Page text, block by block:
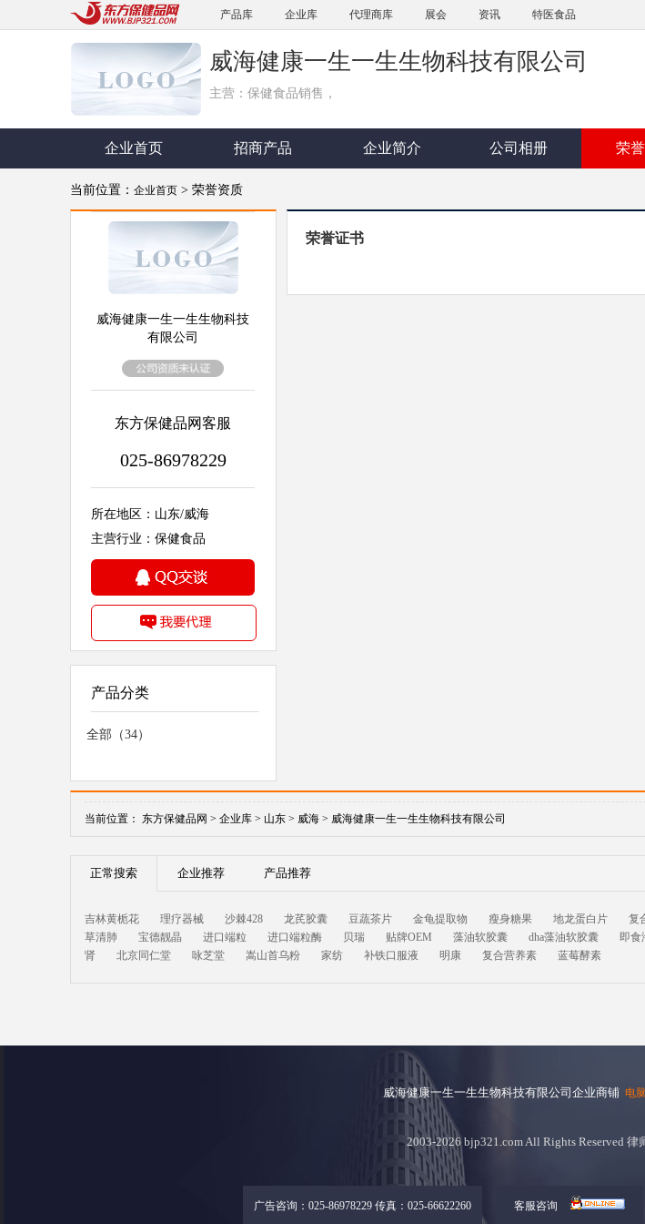
产品库 企业库 代理商库 展会 资讯 特医食品
威海健康一生一生生物科技有限公司
主营：保健食品销售，
企业首页 招商产品 企业简介 公司相册 荣
当前位置： 企业首页 > 荣誉资质
威海健康一生一生生物科技
有限公司
东方保健品网客服
025-86978229
所在地区：山东/威海
主营行业：保健食品
产品分类
全部（34）
荣誉证书
当前位置： 东方保健品网 > 企业库 > 山东 > 威海 > 威海健康一生一生生物科技有限公司
正常搜索 企业推荐 产品推荐
吉林黄栀花 理疗器械 沙棘428 龙芪胶囊 豆蔬茶片 金龟提取物 瘦身糖果 地龙蛋白片 复
草清肺
宝德靓晶 进口端粒 进口端粒酶 贝瑞 贴牌OEM 藻油软胶囊 dha藻油软胶囊 即食
肾
北京同仁堂 咏芝堂 嵩山首乌粉 家纺 补铁口服液 明康 复合营养素 蓝莓酵素
威海健康一生一生生物科技有限公司企业商铺 电
2003-2026 bjp321.com All Rights Reserved
广告咨询：025-86978229 传真：025-66622260 客服咨询